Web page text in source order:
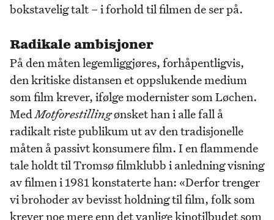
bokstavelig talt – i forhold til filmen de ser på.
Radikale ambisjoner
På den måten legemliggjøres, forhåpentligvis,
den kritiske distansen et oppslukende medium
som film krever, ifølge modernister som Løchen.
Med Motforestillingønsket han i alle fall å
radikalt riste publikum ut av den tradisjonelle
måten å passivt konsumere film. I en flammende
tale holdt til Tromsø filmklubb i anledning visning
av filmen i 1981 konstaterte han: «Derfor trenger
vi brohoder av bevisst holdning til film, folk som
krever noe mere enn det vanlige kinotilbudet som